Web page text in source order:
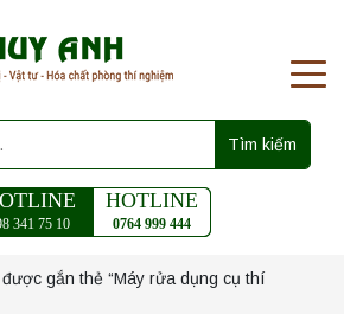
Tìm kiếm
341 75 10
HOTLINE
0764 999 444
gắn thẻ “Máy rửa dụng cụ thí